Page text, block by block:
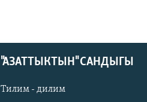
"АЗАТТЫКТЫН" САНДЫГЫ
Тилим - дилим